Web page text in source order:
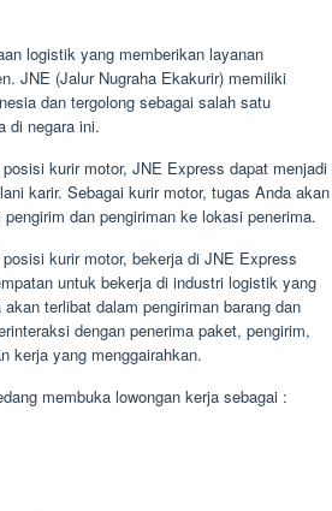
logistik yang memberikan layanan
JNE (Jalur Nugraha Ekakurir) memiliki
dan tergolong sebagai salah satu
di negara ini.
kurir motor, JNE Express dapat menjadi
karir. Sebagai kurir motor, tugas Anda akan
dan pengiriman ke lokasi penerima.
kurir motor, bekerja di JNE Express
untuk bekerja di industri logistik yang
terlibat dalam pengiriman barang dan
dengan penerima paket, pengirim,
kerja yang menggairahkan.
membuka lowongan kerja sebagai :